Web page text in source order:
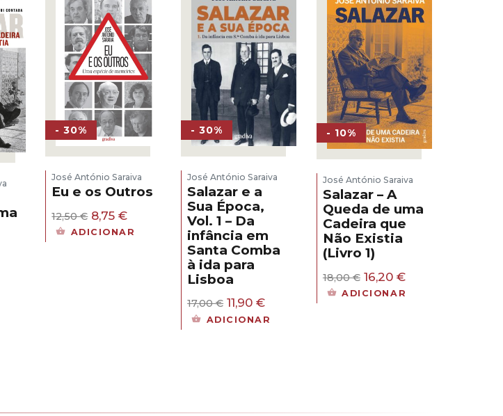
- 30%
José António Saraiva
Eu e os Outros
12,50€ O
preço
8,75€O
preço
ADICIONAR
- 30%
José António Saraiva
Salazar e a
Sua Época,
Vol. 1 – Da
infância em
Santa Comba
à ida para
Lisboa
17,00€ O
preço
11,90€O
preço
ADICIONAR
- 10%
José António Saraiva
Salazar – A
Queda de uma
Cadeira que
Não Existia
(Livro 1)
18,00€ O
preço
16,20 €O
preço
ADICIONAR